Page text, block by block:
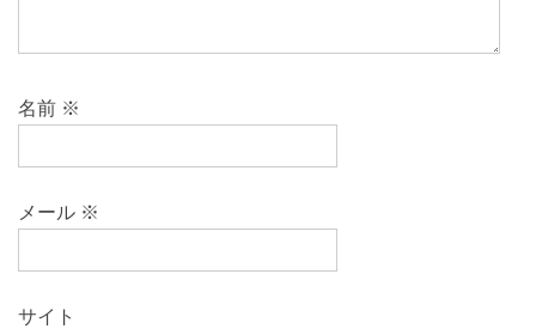
名前 ※
メール ※
サイト